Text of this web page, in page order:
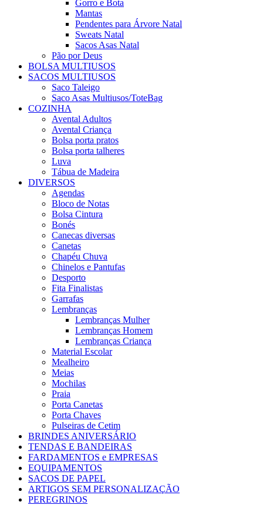
Gorro e Bota
Mantas
Pendentes para Árvore Natal
Sweats Natal
Sacos Asas Natal
Pão por Deus
BOLSA MULTIUSOS
SACOS MULTIUSOS
Saco Taleigo
Saco Asas Multiusos/ToteBag
COZINHA
Avental Adultos
Avental Criança
Bolsa porta pratos
Bolsa porta talheres
Luva
Tábua de Madeira
DIVERSOS
Agendas
Bloco de Notas
Bolsa Cintura
Bonés
Canecas diversas
Canetas
Chapéu Chuva
Chinelos e Pantufas
Desporto
Fita Finalistas
Garrafas
Lembranças
Lembranças Mulher
Lembranças Homem
Lembranças Criança
Material Escolar
Mealheiro
Meias
Mochilas
Praia
Porta Canetas
Porta Chaves
Pulseiras de Cetim
BRINDES ANIVERSÁRIO
TENDAS E BANDEIRAS
FARDAMENTOS e EMPRESAS
EQUIPAMENTOS
SACOS DE PAPEL
ARTIGOS SEM PERSONALIZAÇÃO
PEREGRINOS